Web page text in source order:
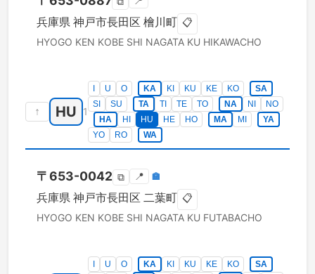
兵庫県 神戸市長田区 檜川町 📋
HYOGO KEN KOBE SHI NAGATA KU HIKAWACHO
↑ HU 1
U O KA KI KU KE KO
SA
SI
SU TA TI TE TO NA NI
NO
HA
HI HU HE HO MA MI
YA
YO
RO WA
〒653-0042 ⧉ 📍 🏣
兵庫県 神戸市長田区 二葉町 📋
HYOGO KEN KOBE SHI NAGATA KU FUTABACHO
U O KA KI KU KE KO
SA